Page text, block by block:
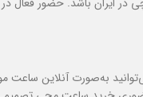
به‌صورت آنلاین ساعت